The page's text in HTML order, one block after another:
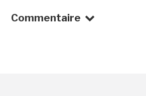
Commentaire